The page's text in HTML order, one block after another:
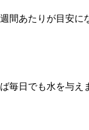
あたりが目安に
毎日でも水を与え